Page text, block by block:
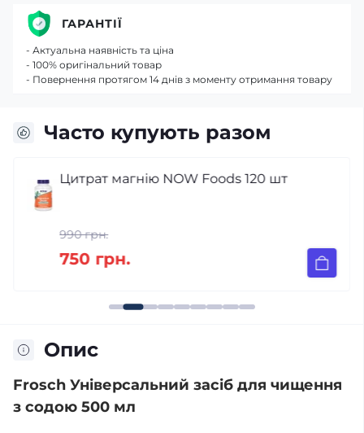
Часто купують разом
Цитрат магнію NOW Foods 120 шт
990 грн.
750 грн.
Опис
Frosch Універсальний засіб для чищення
з содою 500 мл
ГАРАНТІЇ
- Актуальна наявність та ціна
- 100% оригінальний товар
- Повернення протягом 14 днів з моменту отримання товару